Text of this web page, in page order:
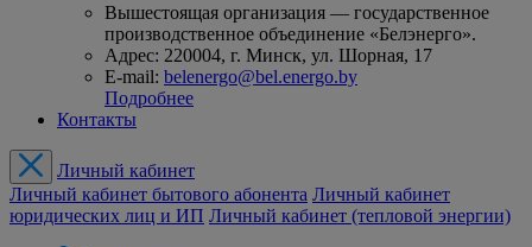
Вышестоящая организация — государственное
производственное объединение «Белэнерго».
Адрес: 220004, г. Минск, ул. Шорная, 17
E-mail: belenergo@bel.energo.by
Подробнее
Контакты
Личный кабинет
Личный кабинет бытового абонента Личный кабинет
юридических лиц и ИП Личный кабинет (тепловой энергии)